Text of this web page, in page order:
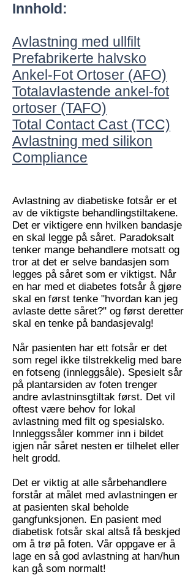
Innhold:
Avlastning med ullfilt
Prefabrikerte halvsko
Ankel-Fot Ortoser (AFO)
Totalavlastende ankel-fot
ortoser (TAFO)
Total Contact Cast (TCC)
Avlastning med silikon
Compliance
Avlastning av diabetiske fotsår er et
av de viktigste behandlingstiltakene.
Det er viktigere enn hvilken bandasje
en skal legge på såret. Paradoksalt
tenker mange behandlere motsatt og
tror at det er selve bandasjen som
legges på såret som er viktigst. Når
en har med et diabetes fotsår å gjøre
skal en først tenke "hvordan kan jeg
avlaste dette såret?" og først deretter
skal en tenke på bandasjevalg!
Når pasienten har ett fotsår er det
som regel ikke tilstrekkelig med bare
en fotseng (innleggsåle). Spesielt sår
på plantarsiden av foten trenger
andre avlastninsgtiltak først. Det vil
oftest være behov for lokal
avlastning med filt og spesialsko.
Innleggssåler kommer inn i bildet
igjen når såret nesten er tilhelet eller
helt grodd.
Det er viktig at alle sårbehandlere
forstår at målet med avlastningen er
at pasienten skal beholde
gangfunksjonen. En pasient med
diabetisk fotsår skal altså få beskjed
om å trø på foten. Vår oppgave er å
lage en så god avlastning at han/hun
kan gå som normalt!